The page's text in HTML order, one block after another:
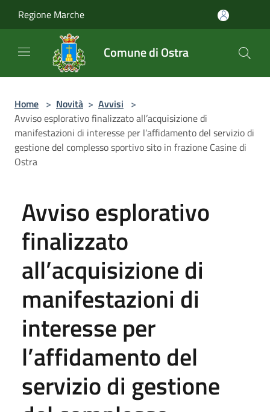
Regione Marche
Comune di Ostra
Home > Novità > Avvisi >
Avviso esplorativo finalizzato all’acquisizione di
manifestazioni di interesse per l’affidamento del servizio di
gestione del complesso sportivo sito in frazione Casine di
Ostra
Avviso esplorativo
finalizzato
all’acquisizione di
manifestazioni di
interesse per
l’affidamento del
servizio di gestione